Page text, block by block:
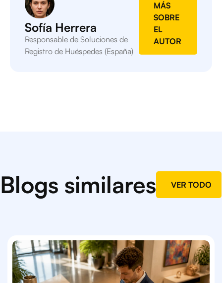
Sofía Herrera
Responsable de Soluciones de
Registro de Huéspedes (España)
MÁS
SOBRE
EL
AUTOR
Blogs similares VER TODO